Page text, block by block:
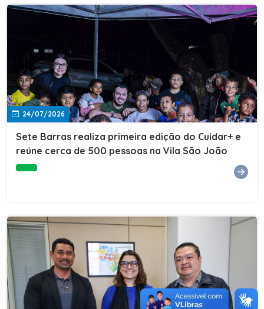
24/07/2026
Sete Barras realiza primeira edição do Cuidar+ e
reúne cerca de 500 pessoas na Vila São João